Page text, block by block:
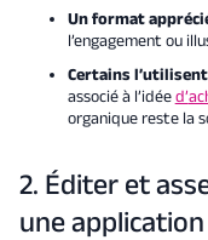
Un format
l’engagement ou
Certains
associé à l’idéed’
organique reste la
2. Éditer et
une